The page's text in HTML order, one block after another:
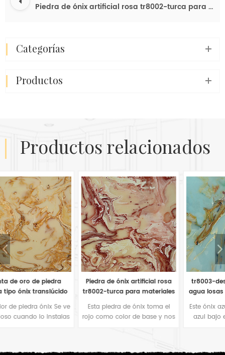
Piedra de ónix artificial rosa tr8002-turca para materiales de decoración de paredes
categorías
productos
productos relacionados
Piedra de ónix artificial rosa
tr8002-turca para materiales
de decoración de paredes
Esta piedra de ónix toma el
rojo como color de base y nos
tr8003-desbordamiento de
agua losas de piedra de ónix
translúcidas fluorescentes
azules
Este ónix azul es como el mar
azul bajo el agua. Cuando